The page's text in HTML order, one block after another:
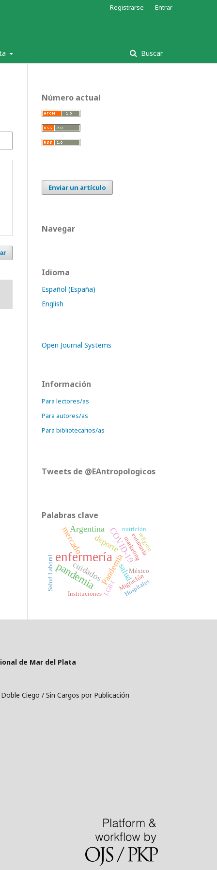
Buscar
Registrarse Entrar
Número actual
Enviar un artículo
Navegar
Idioma
Español (España)
English
Open Journal Systems
Información
Para lectores/as
Para autores/as
Para bibliotecarios/as
Tweets de @EAntropologicos
Palabras clave
enfermería
pandemia
mercado COVID-19
Pandemia
deporte
salud
cuidados
Argentina
LGBT Migración
México
Instituciones
Salud Laboral
marketing
eutanasia
religión
nutrición
Hospitales
de Mar del Plata
Ciego / Sin Cargos por Publicación